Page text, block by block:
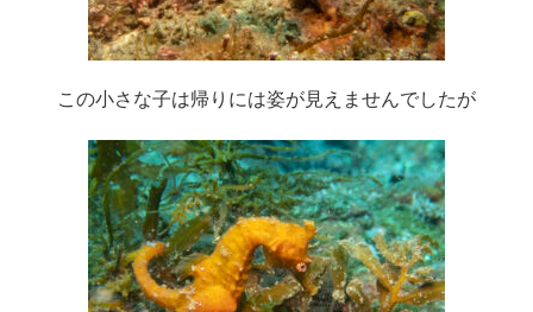
この小さな子は帰りには姿が見えませんでしたが